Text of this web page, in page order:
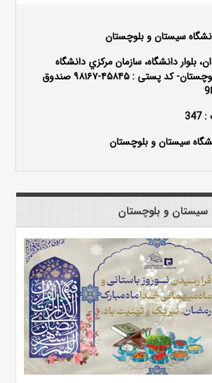
سیستان و بلوچستان
بلوار دانشگاه، سازمان مرکزي دانشگاه
سيستان و بلوچستان- کد پستی : ۴۵۸۴۵-۹۸۱۶۷ صندوق
سیستان و بلوچستان
سیستان و بلوچستان